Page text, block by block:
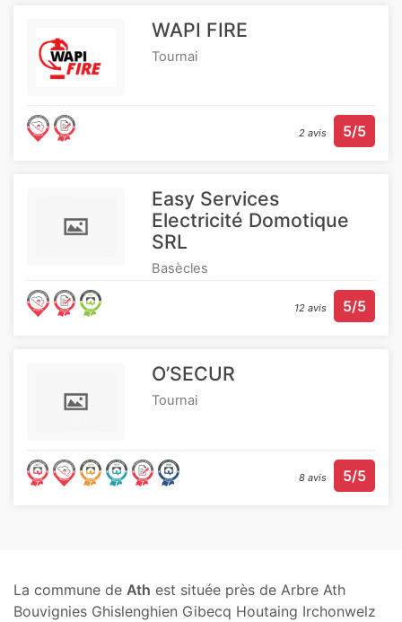
WAPI FIRE
Tournai
2 avis 5/5
Easy Services
Electricité Domotique
SRL
Basècles
12 avis 5/5
O’SECUR
Tournai
8 avis 5/5
La commune de Ath est située près de Arbre Ath
Bouvignies Ghislenghien Gibecq Houtaing Irchonwelz